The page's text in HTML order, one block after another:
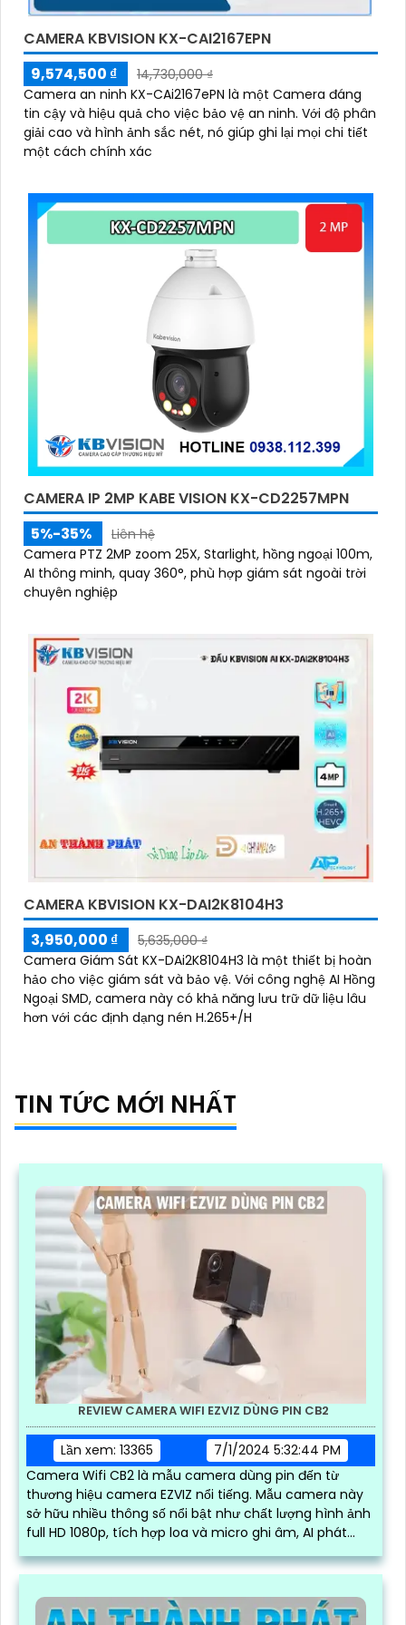
CAMERA KBVISION KX-CAI2167EPN
9,574,500 ₫
14,730,000 ₫
Camera an ninh KX-CAi2167ePN là một Camera đáng
tin cậy và hiệu quả cho việc bảo vệ an ninh. Với độ phân
giải cao và hình ảnh sắc nét, nó giúp ghi lại mọi chi tiết
một cách chính xác
CAMERA IP 2MP KABE VISION KX-CD2257MPN
5%-35%
Liên hệ
Camera PTZ 2MP zoom 25X, Starlight, hồng ngoại 100m,
AI thông minh, quay 360°, phù hợp giám sát ngoài trời
chuyên nghiệp
CAMERA KBVISION KX-DAI2K8104H3
3,950,000 ₫
5,635,000 ₫
Camera Giám Sát KX-DAi2K8104H3 là một thiết bị hoàn
hảo cho việc giám sát và bảo vệ. Với công nghệ AI Hồng
Ngoại SMD, camera này có khả năng lưu trữ dữ liệu lâu
hơn với các định dạng nén H.265+/H
TIN TỨC MỚI NHẤT
REVIEW CAMERA WIFI EZVIZ DÙNG PIN CB2
Lần xem: 13365
7/1/2024 5:32:44 PM
Camera Wifi CB2 là mẫu camera dùng pin đến từ
thương hiệu camera EZVIZ nổi tiếng. Mẫu camera này
sở hữu nhiều thông số nổi bật như chất lượng hình ảnh
full HD 1080p, tích hợp loa và micro ghi âm, AI phát
hiện người và báo động chuyển động chuẩn